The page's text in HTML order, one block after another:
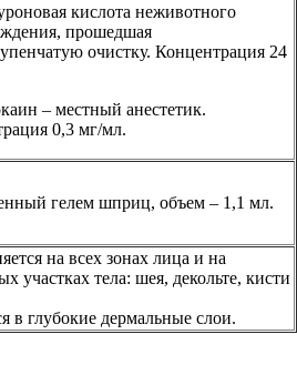
кислота неживотного
прошедшая
очистку. Концентрация 24
– местный анестетик.
0,3 мг/мл.
гелем шприц, объем – 1,1 мл.
на всех зонах лица и на
участках тела: шея, декольте, кисти
в глубокие дермальные слои.